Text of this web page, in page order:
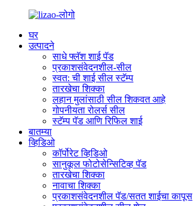
घर
उत्पादने
साधे फ्लॅश शाई पॅड
प्रकाशसंवेदनशील-सील
स्वत: ची शाई सील स्टॅम्प
तारखेचा शिक्का
लहान मुलांसाठी सील शिकवत आहे
गोपनीयता रोलर्स सील
स्टॅम्प पॅड आणि रिफिल शाई
बातम्या
व्हिडिओ
कॉर्पोरेट व्हिडिओ
सानुकूल फोटोसेन्सिटिव्ह पॅड
तारखेचा शिक्का
नावाचा शिक्का
प्रकाशसंवेदनशील पॅड/सतत शाईचा कापूस